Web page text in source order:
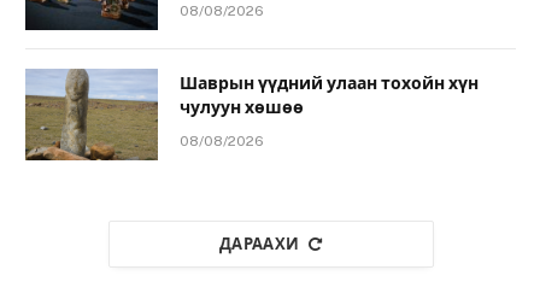
08/08/2026
Шаврын үүдний улаан тохойн хүн
чулуун хөшөө
08/08/2026
ДАРААХИ